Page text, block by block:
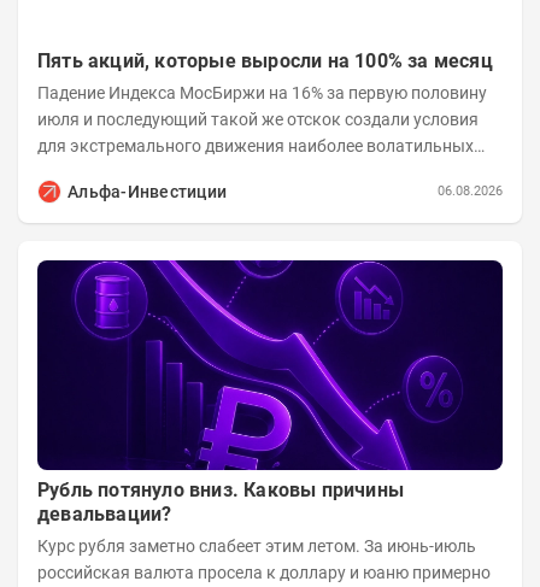
Пять акций, которые выросли на 100% за месяц
Падение Индекса МосБиржи на 16% за первую половину
июля и последующий такой же отскок создали условия
для экстремального движения наиболее волатильных
Альфа-Инвестиции
06.08.2026
Рубль потянуло вниз. Каковы причины
девальвации?
Курс рубля заметно слабеет этим летом. За июнь-июль
российская валюта просела к доллару и юаню примерно